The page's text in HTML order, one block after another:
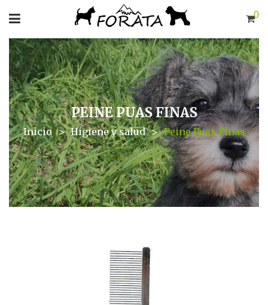
0
PEINE PUAS FINAS
Inicio > Higiene y salud > Peine Puas Finas